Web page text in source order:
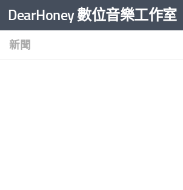
Skip to content
DearHoney 數位音樂工作室
新聞